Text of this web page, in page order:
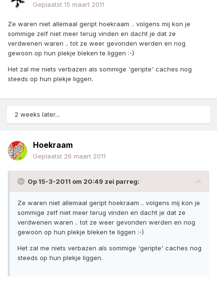
Geplaatst 15 maart 2011
Ze waren niet allemaal geript hoekraam .. volgens mij kon je
sommige zelf niet meer terug vinden en dacht je dat ze
verdwenen waren .. tot ze weer gevonden werden en nog
gewoon op hun plekje bleken te liggen :-)
Het zal me niets verbazen als sommige 'geripte' caches nog
steeds op hun plekje liggen.
2 weeks later...
Hoekraam
Geplaatst 26 maart 2011
Op 15-3-2011 om 20:49 zei parreg:
Ze waren niet allemaal geript hoekraam .. volgens mij kon je
sommige zelf niet meer terug vinden en dacht je dat ze
verdwenen waren .. tot ze weer gevonden werden en nog
gewoon op hun plekje bleken te liggen :-)
Het zal me niets verbazen als sommige 'geripte' caches nog
steeds op hun plekje liggen.